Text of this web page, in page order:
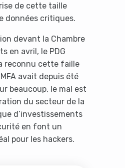
de cette taille
données critiques.
devant la Chambre
en avril, le PDG
reconnu cette faille
avait depuis été
beaucoup, le mal est
du secteur de la
d’investissements
en font un
pour les hackers.